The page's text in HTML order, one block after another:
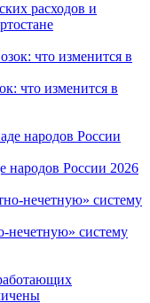
расходов и
что изменится в
народов России 2026
нечетную» систему